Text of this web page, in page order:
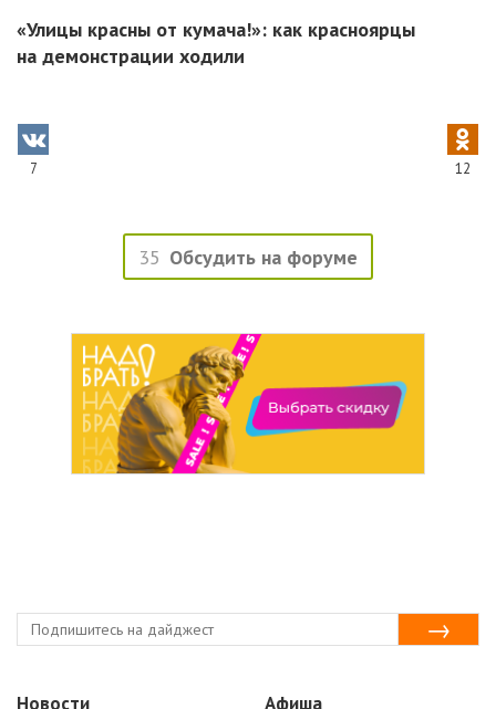
«Улицы красны от кумача!»: как красноярцы
на демонстрации ходили
7 12
35 Обсудить на форуме
Новости
Афиша